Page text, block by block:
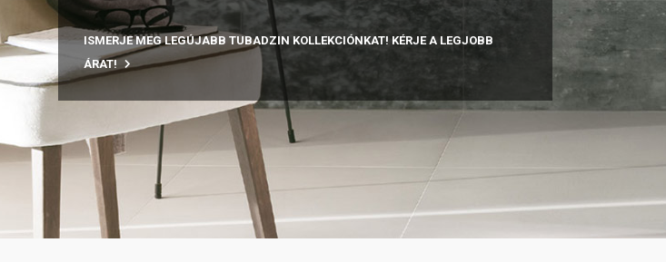
ISMERJE MEG LEGÚJABB TUBADZIN KOLLEKCIÓNKAT! KÉRJE A LEGJOBB
ÁRAT!